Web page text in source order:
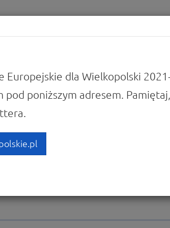
edycja
dla Wielkopolski
poniższym adresem. Pamiętaj,